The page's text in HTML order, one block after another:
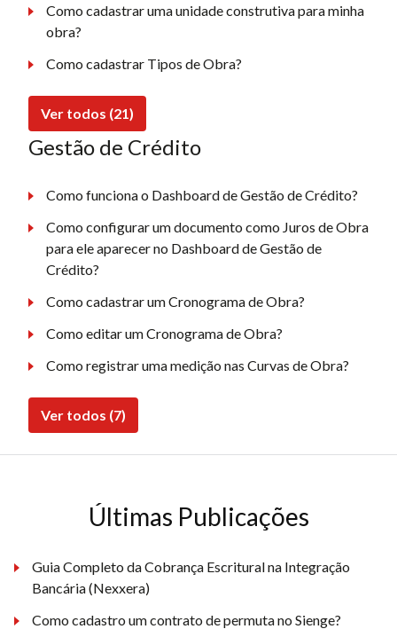
Como cadastrar uma unidade construtiva para minha
obra?
Como cadastrar Tipos de Obra?
Ver todos (21)
Gestão de Crédito
Como funciona o Dashboard de Gestão de Crédito?
Como configurar um documento como Juros de Obra
para ele aparecer no Dashboard de Gestão de
Crédito?
Como cadastrar um Cronograma de Obra?
Como editar um Cronograma de Obra?
Como registrar uma medição nas Curvas de Obra?
Ver todos (7)
Últimas Publicações
Guia Completo da Cobrança Escritural na Integração
Bancária (Nexxera)
Como cadastro um contrato de permuta no Sienge?